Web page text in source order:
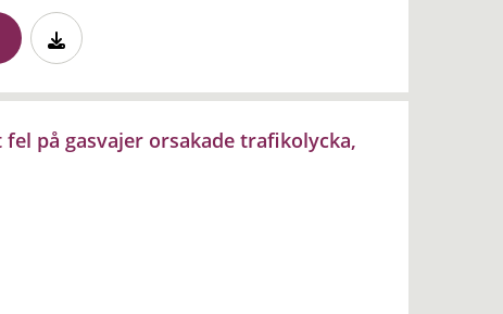
på gasvajer orsakade trafikolycka,